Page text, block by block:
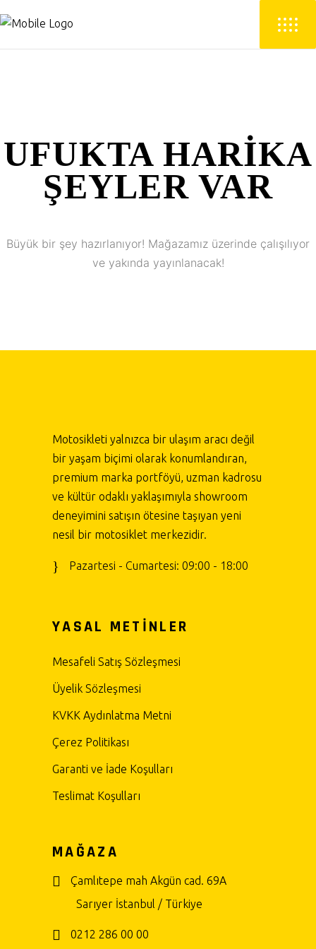
UFUKTA HARIKA
ŞEYLER VAR
Büyük bir şey hazırlanıyor! Mağazamız üzerinde çalışılıyor
ve yakında yayınlanacak!
Motosikleti yalnızca bir ulaşım aracı değil
bir yaşam biçimi olarak konumlandıran,
premium marka portföyü, uzman kadrosu
ve kültür odaklı yaklaşımıyla showroom
deneyimini satışın ötesine taşıyan yeni
nesil bir motosiklet merkezidir.
Pazartesi - Cumartesi: 09:00 - 18:00
YASAL METİNLER
Mesafeli Satış Sözleşmesi
Üyelik Sözleşmesi
KVKK Aydınlatma Metni
Çerez Politikası
Garanti ve İade Koşulları
Teslimat Koşulları
MAĞAZA
Çamlıtepe mah Akgün cad. 69A
Sarıyer İstanbul / Türkiye
0212 286 00 00